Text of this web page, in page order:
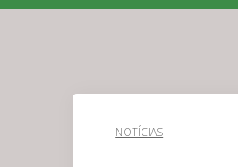
NOTÍCIAS